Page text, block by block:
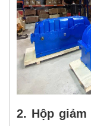
2. Hộp giảm